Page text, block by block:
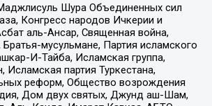
Шура Объединенных сил
Конгресс народов Ичкерии и
аль-Ансар, Священная война,
Братья-мусульмане, Партия исламского
И-Тайба, Исламская группа,
Исламская партия Туркестана,
реформ, Общество возрождения
Дом двух святых, Джунд аш-Шам,